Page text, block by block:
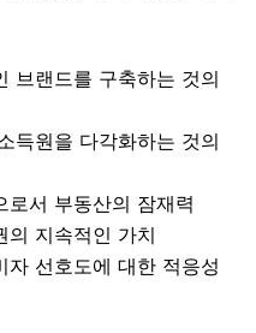
브랜드를 구축하는 것의
득원을 다각화하는 것의
로서 부동산의 잠재력
의 지속적인 가치
자 선호도에 대한 적응성